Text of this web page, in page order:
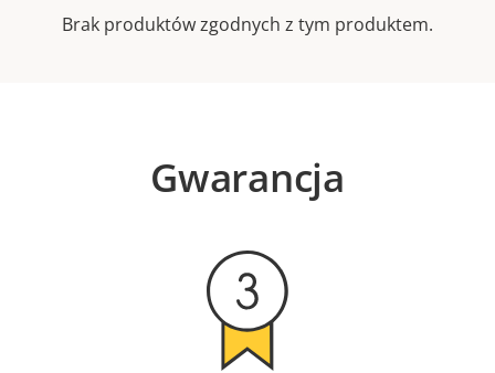
Brak produktów zgodnych z tym produktem.
Gwarancja